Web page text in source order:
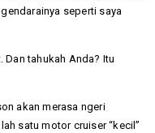
seperti saya
tahukah Anda? Itu
akan merasa ngeri
satu motor cruiser “kecil”